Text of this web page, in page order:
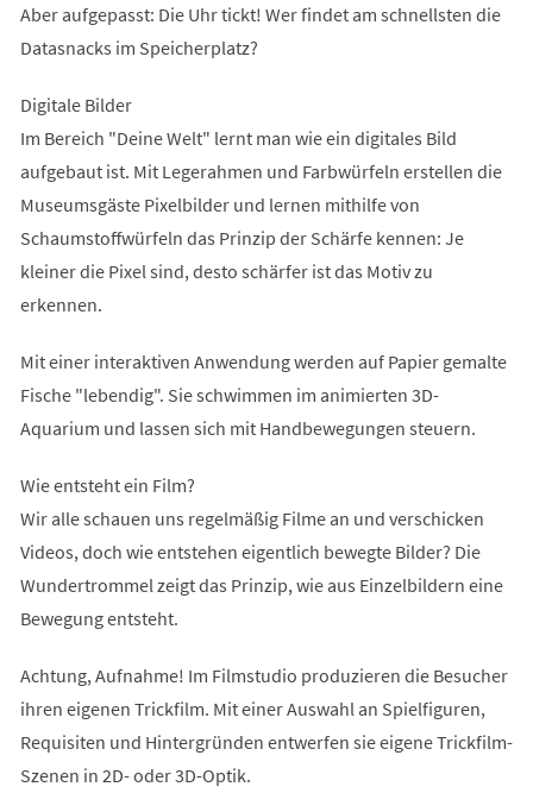
Aber aufgepasst: Die Uhr tickt! Wer findet am schnellsten die
Datasnacks im Speicherplatz?
Digitale Bilder
Im Bereich "Deine Welt" lernt man wie ein digitales Bild
aufgebaut ist. Mit Legerahmen und Farbwürfeln erstellen die
Museumsgäste Pixelbilder und lernen mithilfe von
Schaumstoffwürfeln das Prinzip der Schärfe kennen: Je
kleiner die Pixel sind, desto schärfer ist das Motiv zu
erkennen.
Mit einer interaktiven Anwendung werden auf Papier gemalte
Fische "lebendig". Sie schwimmen im animierten 3D-
Aquarium und lassen sich mit Handbewegungen steuern.
Wie entsteht ein Film?
Wir alle schauen uns regelmäßig Filme an und verschicken
Videos, doch wie entstehen eigentlich bewegte Bilder? Die
Wundertrommel zeigt das Prinzip, wie aus Einzelbildern eine
Bewegung entsteht.
Achtung, Aufnahme! Im Filmstudio produzieren die Besucher
ihren eigenen Trickfilm. Mit einer Auswahl an Spielfiguren,
Requisiten und Hintergründen entwerfen sie eigene Trickfilm-
Szenen in 2D- oder 3D-Optik.